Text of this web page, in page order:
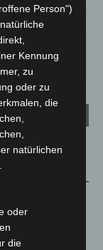
98%
° 24
Person")
Kennung
zu
oder zu
die
natürlichen
oder
die